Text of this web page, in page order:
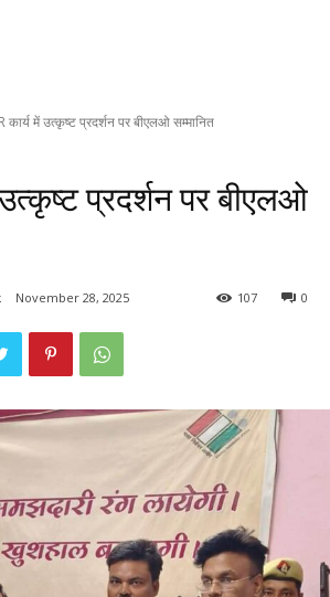
कार्य में उत्कृष्ट प्रदर्शन पर बीएलओ सम्मानित
प्रदर्शन पर बीएलओ
November 28, 2025 0
107